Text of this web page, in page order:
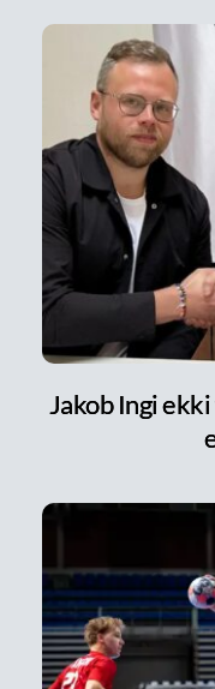
Jakob Ingi